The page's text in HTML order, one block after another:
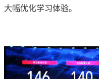
大幅优化学习体验。